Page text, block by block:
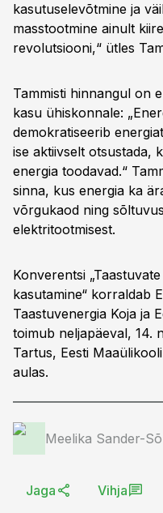
kasutuselevõtmine ja
masstootmine ainult
revolutsiooni,“ ütles
Tammisti hinnangul on
kasu ühiskonnale:
demokratiseerib
ise aktiivselt otsustada,
energia toodavad.“
sinna, kus energia ka
võrgukaod ning
elektritootmisest.
Konverentsi
kasutamine“ korraldab
Taastuvenergia Koja ja
toimub neljapäeval, 14.
Tartus, Eesti
aulas.
Meelika Sander-
Jaga Vihja